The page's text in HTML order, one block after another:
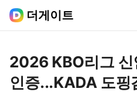
더게이트
2026 KBO리그 신
인증...KADA 도핑